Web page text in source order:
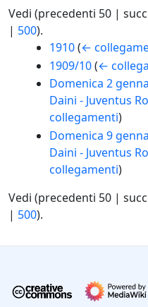
Vedi (precedenti 50 |
| 500).
1910 (←
1909/10 (←
Domenica 2
Daini - Juventus
collegamenti)
Domenica 9
Daini - Juventus
collegamenti)
Vedi (precedenti 50 |
| 500).